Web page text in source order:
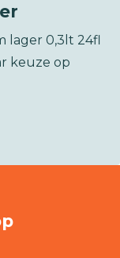
lager 0,3lt 24fl
keuze op